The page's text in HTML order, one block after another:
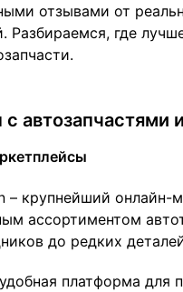
отзывами от
Разбираемся, где
автозапчастями
– крупнейший онлайн-
ассортиментом
до редких
платформа для